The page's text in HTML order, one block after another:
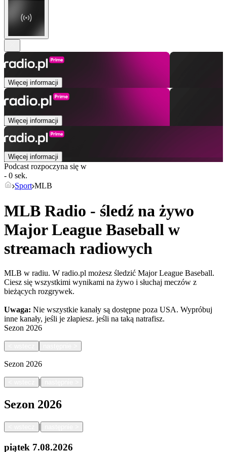
Więcej informacji
Więcej informacji
Więcej informacji
Podcast rozpoczyna się w
- 0 sek.
Sport MLB
MLB Radio - śledź na żywo
Major League Baseball w
streamach radiowych
MLB w radiu. W radio.pl możesz śledzić Major League Baseball.
Ciesz się wszystkimi wynikami na żywo i słuchaj meczów z
bieżących rozgrywek.
Uwaga: Nie wszystkie kanały są dostępne poza USA. Wypróbuj
inne kanały, jeśli je złapiesz. jeśli na taką natrafisz.
Sezon 2026
Sezon 2026
|
Sezon 2026
|
piątek 7.08.2026